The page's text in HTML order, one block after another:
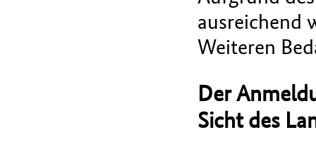
ausreichend
Weiteren
Der
Sicht des